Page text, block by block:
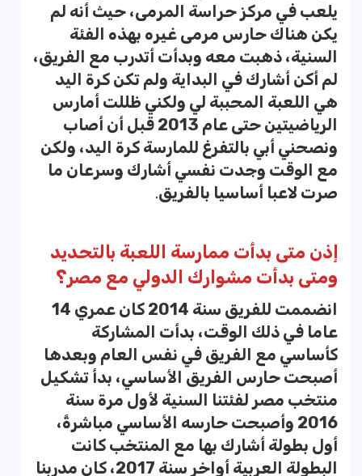
يلعب في مركز حراسة المرمى، حيث أنه لم
يكن هناك حارس مرمى غيره بهذه الفئة
السنية، ذهبت معه وبدأت أتدرب مع الفريق،
لم أكن أشارك في البداية ولم تكن كرة اليد
هي اللعبة المحببة لي ولكني ظللت أمارس
الرياضيتين حتى عام 2013 قبل أن أصاب
ونصحني أبي بالتفرغ للمارسة كرة اليد، ولكن
مع الوقت وجدت نفسي أشارك وسرعان ما
صرت لاعبا أساسيا بالفريق.
إذن متى بدأت ممارسة اللعبة بالتحديد
ومتى بدأت مشوارك الدولي مع مصر؟
انضممت للفريق سنة 2014 كان عمري 14
عاما في ذلك الوقت، بدأت المشاركة
كأساسي مع الفريق في نفس العام وبعدها
أصبحت حارس الفريق الأساسي، بدأ تشكيل
منتخب مصر لفئتنا السنية لأول مرة سنة
2016 وأصبحت حارسه الأساسي مباشرةً،
أول بطولة أشارك بها مع المنتخب كانت
البطولة العربية أواخر سنة 2017، كان مدربنا